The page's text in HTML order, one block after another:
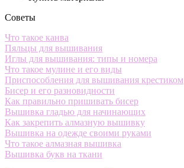
Советы
Что такое канва
Пяльцы для вышивания
Иглы для вышивания: типы и номера
Что такое мулине и его виды
Приспособления для вышивания крестиком
Бисер и его разновидности
Как правильно пришивать бисер
Вышивка гладью для начинающих
Как закрепить алмазную вышивку
Вышивка на одежде своими руками
Что такое алмазная вышивка
Вышивка букв на ткани